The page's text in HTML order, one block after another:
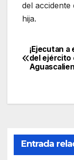
del accidente
hija.
de
¡Ejecutan
del ejército
Entrada